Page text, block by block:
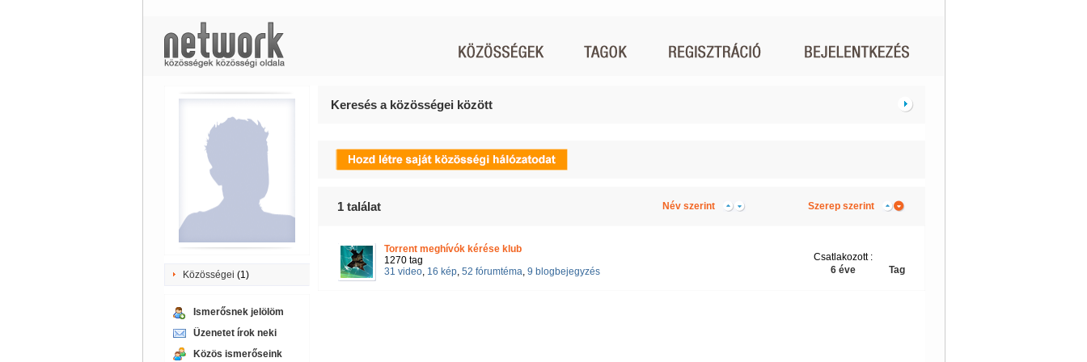
Közösségei (1)
Ismerősnek jelölöm
Üzenetet írok neki
Közös ismerőseink
Keresés a közösségei között
1találat Név szerint Szerep szerint
Torrent meghívók kérése klub
1270 tag
31 video, 16 kép, 52 fórumtéma, 9 blogbejegyzés Tag
Csatlakozott :
6 éve